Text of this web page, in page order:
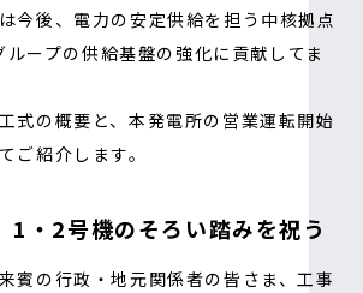
今後、電力の安定供給を担う中核拠点
ープの供給基盤の強化に貢献してま
式の概要と、本発電所の営業運転開始
ご紹介します。
1・2号機のそろい踏みを祝う
賓の行政・地元関係者の皆さま、工事